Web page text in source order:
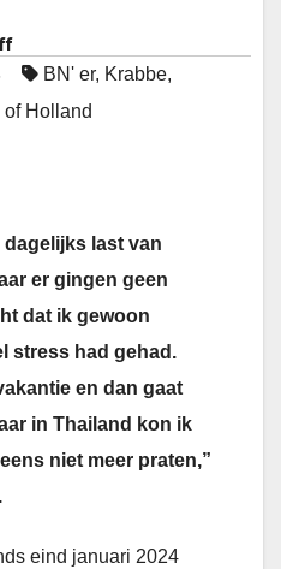
BN' er, Krabbe,
of Holland
dagelijks last van
er gingen geen
dat ik gewoon
stress had gehad.
en dan gaat
in Thailand kon ik
niet meer praten,”
eind januari 2024